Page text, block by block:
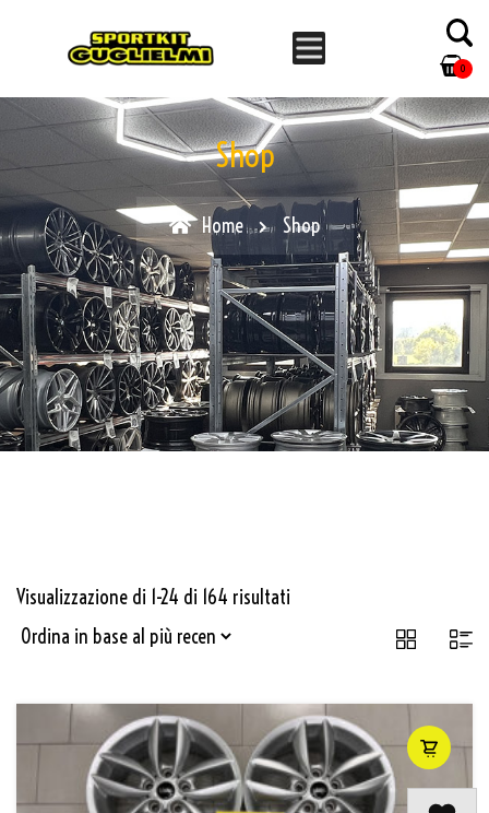
0
Shop
Home Shop
Visualizzazione di 1-24 di 164 risultati